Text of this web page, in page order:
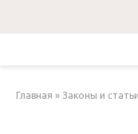
Главная » Законы и статьи